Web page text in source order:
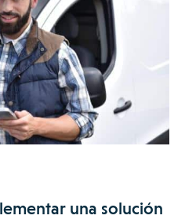
una solución